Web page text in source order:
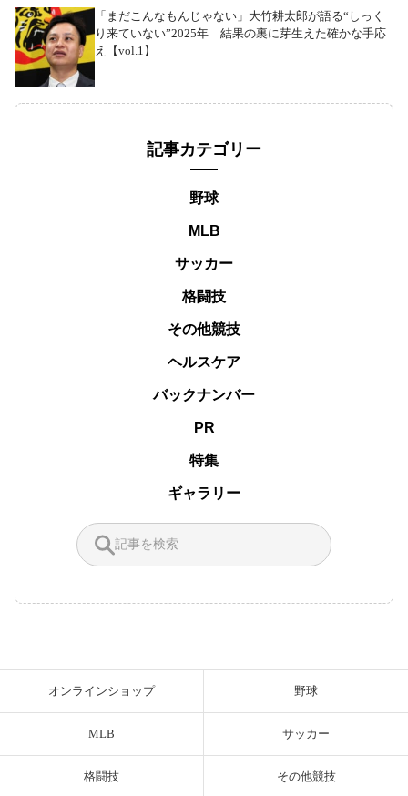
「まだこんなもんじゃない」大竹耕太郎が語る“しっく
り来ていない”2025年 結果の裏に芽生えた確かな手応
え【vol.1】
記事カテゴリー
野球
MLB
サッカー
格闘技
その他競技
ヘルスケア
バックナンバー
PR
特集
ギャラリー
オンラインショップ 野球
MLB サッカー
格闘技 その他競技